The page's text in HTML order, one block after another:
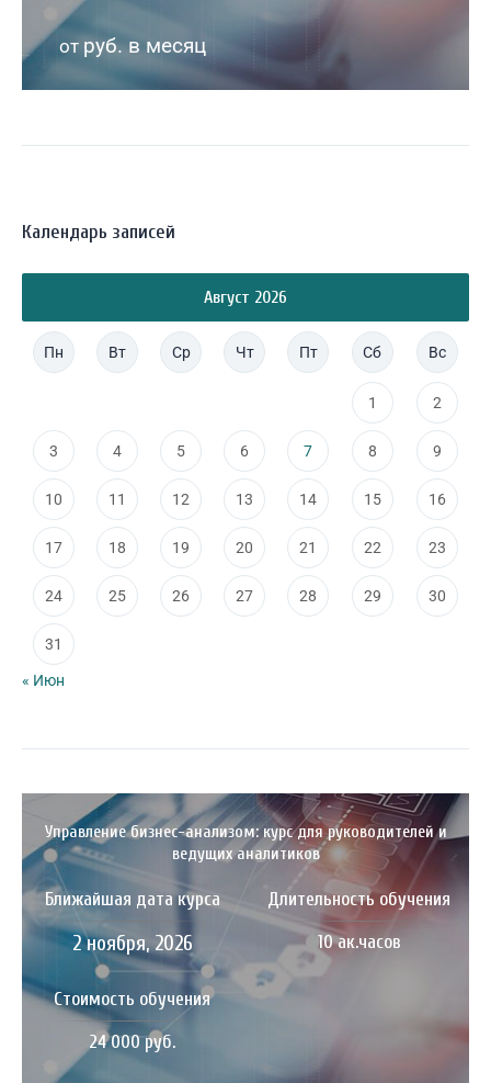
от руб. в месяц
Календарь записей
Август 2026
Пн Вт Ср Чт Пт Сб Вс
1 2
3 4 5 6 7 8 9
10 11 12 13 14 15 16
17 18 19 20 21 22 23
24 25 26 27 28 29 30
31
« Июн
Управление бизнес-анализом: курс для руководителей и
ведущих аналитиков
Ближайшая дата курса
2 ноября, 2026
Длительность обучения
10 ак.часов
Стоимость обучения
24 000 руб.